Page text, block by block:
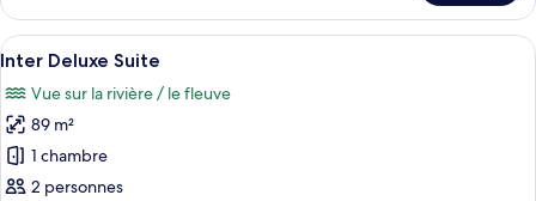
Suite
le
type
de
Inter
Presidential
Suite
Afficher
toutes
les
photos
pour
ce
Inter Deluxe Suite | Couette en
4
Inter Deluxe Suite
Vue sur la rivière / le fleuve
89 m²
1 chambre
2 personnes